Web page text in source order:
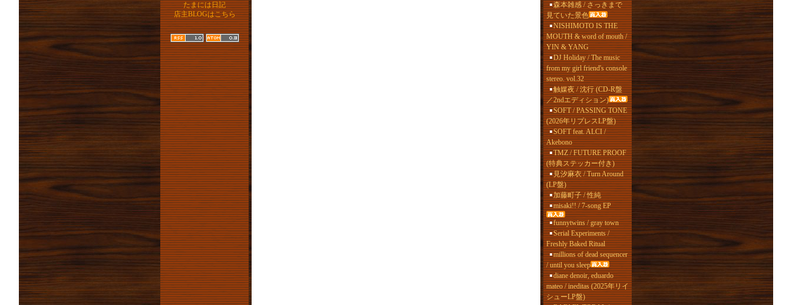
たまには日記
店主BLOGはこちら
森本雑感 / さっきまで
見ていた景色
NISHIMOTO IS THE
MOUTH & word of mouth /
YIN & YANG
DJ Holiday / The music
from my girl friend's console
stereo. vol.32
触媒夜 / 沈行 (CD-R盤
／2ndエディション)
SOFT / PASSING TONE
(2026年リプレスLP盤)
SOFT feat. ALCI /
Akebono
TMZ / FUTURE PROOF
(特典ステッカー付き)
見汐麻衣 / Turn Around
(LP盤)
加藤町子 / 性純
misaki!! / 7-song EP
funnytwins / gray town
Serial Experiments /
Freshly Baked Ritual
millions of dead sequencer
/ until you sleep
diane denoir, eduardo
mateo / ineditas (2025年リイ
シューLP盤)